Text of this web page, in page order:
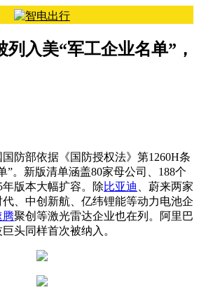
列入美“军工企业名单”，
防部依据《国防授权法》第1260H条
”。新版清单涵盖80家母公司、188个
版本大幅扩容。除比亚迪
、蔚来两家
、中创新航、亿纬锂能等动力电池企
腾聚创等激光雷达企业也在列。阿里巴
头同样首次被纳入。